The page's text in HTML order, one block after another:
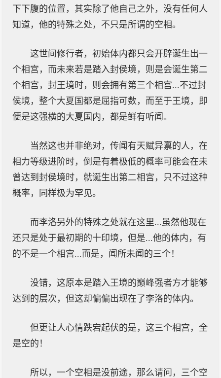
下下腹的位置，其实除了他自己之外，没有任何人
知道，他的特殊之处，不只是所谓的空相。
这世间修行者，初始体内都只会开辟诞生出一
个相宫，而未来若是踏入封侯境，则是会诞生第二
个相宫，封王境时，则会拥有第三个相宫...不过封
侯境，整个大夏国都是屈指可数，而至于王境，即
便是这强横的大夏国内，都是鲜有听闻。
当然这也并非绝对，传闻有天赋异禀的人，在
相力等级进阶时，倒是有着极低的概率可能会在未
曾达到封侯境时，就诞生出第二相宫，只不过这种
概率，同样极为罕见。
而李洛另外的特殊之处就在这里...虽然他现在
还只是处于最初期的十印境，但是...他的体内，有
的不是一个相宫...而是，闻所未闻的三个！
没错，这原本是踏入王境的巅峰强者方才能够
达到的层次，但这却偏偏出现在了李洛的体内。
但更让人心情跌宕起伏的是，这三个相宫，全
是空的！
所以，一个空相是没前途，那么请问，三个空